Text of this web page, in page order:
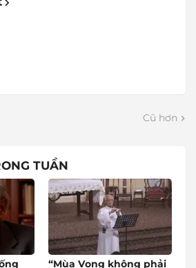
Cũ hơn
TUẦN
“Mùa Vọng không phải